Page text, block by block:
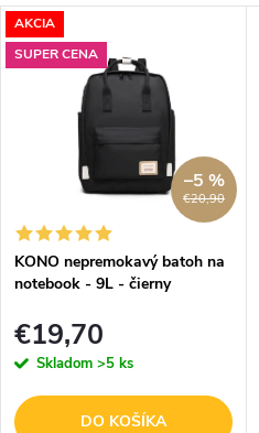
AKCIA
SUPER CENA
€20,90
–5 %
KONO nepremokavý batoh na
notebook - 9L - čierny
€19,70
Skladom >5 ks
DO KOŠÍKA